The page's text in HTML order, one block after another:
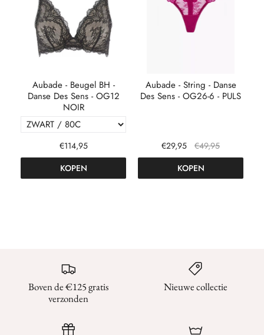
Aubade - Beugel BH -
Danse Des Sens - OG12
NOIR
€114,95
KOPEN
Aubade - String - Danse
Des Sens - OG26-6 - PULS
€29,95
€49,95
KOPEN
Boven de €125 gratis
verzonden
Nieuwe collectie